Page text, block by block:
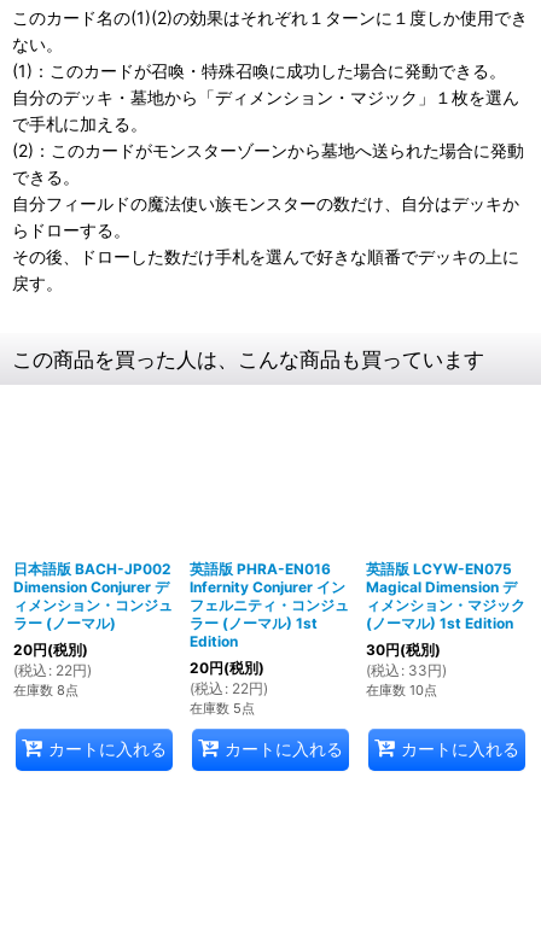
このカード名の(1)(2)の効果はそれぞれ１ターンに１度しか使用でき
ない。
(1)：このカードが召喚・特殊召喚に成功した場合に発動できる。
自分のデッキ・墓地から「ディメンション・マジック」１枚を選ん
で手札に加える。
(2)：このカードがモンスターゾーンから墓地へ送られた場合に発動
できる。
自分フィールドの魔法使い族モンスターの数だけ、自分はデッキか
らドローする。
その後、ドローした数だけ手札を選んで好きな順番でデッキの上に
戻す。
この商品を買った人は、こんな商品も買っています
日本語版 BACH-JP002
Dimension Conjurer デ
ィメンション・コンジュ
ラー (ノーマル)
20円(税別)
(税込 : 22円)
在庫数 8点
カートに入れる
英語版 PHRA-EN016
Infernity Conjurer イン
フェルニティ・コンジュ
ラー (ノーマル) 1st
Edition
20円(税別)
(税込 : 22円)
在庫数 5点
カートに入れる
英語版 LCYW-EN075
Magical Dimension デ
ィメンション・マジック
(ノーマル) 1st Edition
30円(税別)
(税込 : 33円)
在庫数 10点
カートに入れる